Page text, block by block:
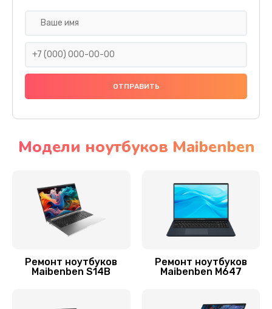
Поиск и удаление вирусов
Замена звуковой карты
Модели ноутбуков Maibenben
Ремонт ноутбуков
Maibenben S14B
Ремонт ноутбуков
Maibenben M647